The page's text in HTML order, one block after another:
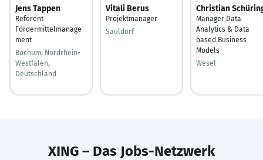
Jens Tappen
Referent
Fördermittelmanage
ment
Bochum, Nordrhein-
Westfalen,
Deutschland
Vitali Berus
Projektmanager
Sauldorf
Christian
Manager Data
Analytics & Data
based Business
Models
Wesel
XING – Das Jobs-Netzwerk